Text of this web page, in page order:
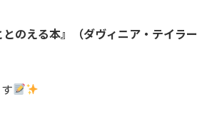
のえる本』（ダヴィニア・テイラー